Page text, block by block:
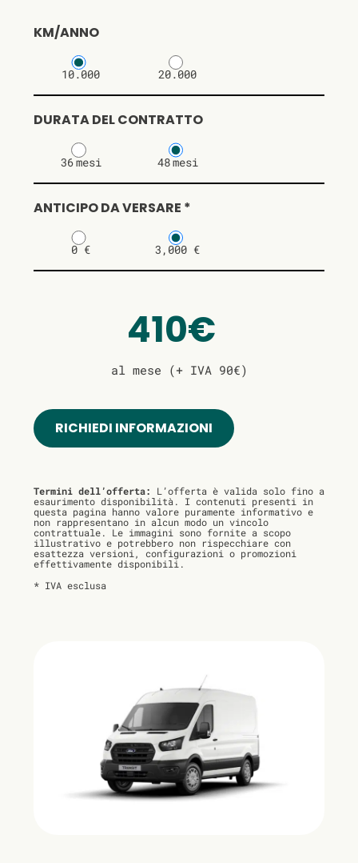
KM/ANNO
10.000 20.000
DURATA DEL CONTRATTO
36mesi 48mesi
ANTICIPO DA VERSARE *
0 € 3,000 €
410€
al mese (+ IVA 90€)
RICHIEDI INFORMAZIONI
Termini dell’offerta:
L’offerta è valida solo fino a
esaurimento disponibilità. I contenuti presenti in
questa pagina hanno valore puramente informativo e
non rappresentano in alcun modo un vincolo
contrattuale. Le immagini sono fornite a scopo
illustrativo e potrebbero non rispecchiare con
esattezza versioni, configurazioni o promozioni
effettivamente disponibili.
* IVA esclusa